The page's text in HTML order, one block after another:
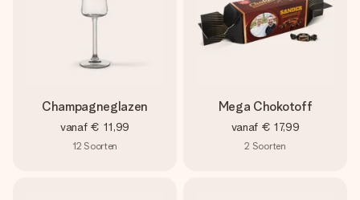
Champagneglazen
vanaf € 11,99
12 Soorten
Mega Chokotoff
vanaf € 17,99
2 Soorten